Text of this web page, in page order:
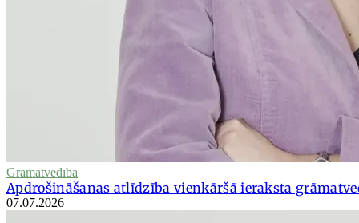
Grāmatvedība
Apdrošināšanas atlīdzība vienkāršā ieraksta
07.07.2026